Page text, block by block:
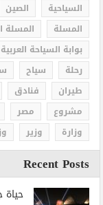
السياحية
الصين
المسلة
المسلة
بوابة السياحة العربية
رحلة
سياح
طيران
فنادق
مشروع
مصر
وزارة
وزير
Recent Posts
حياة